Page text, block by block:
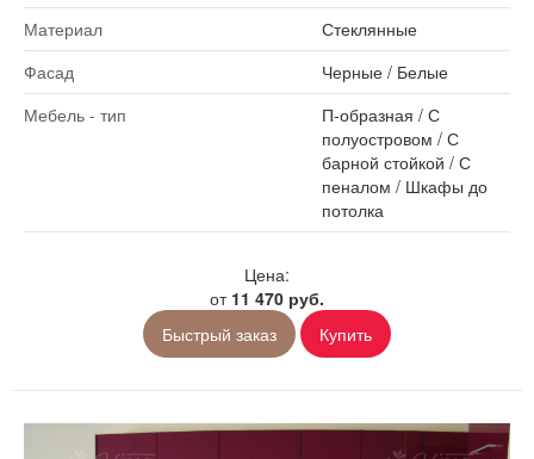
Материал
Стеклянные
Фасад
Черные/ Белые
Мебель - тип
П-образная / С
полуостровом / С
барной стойкой / С
пеналом / Шкафы до
потолка
Цена:
от 11 470 руб.
Быстрый заказ
Купить